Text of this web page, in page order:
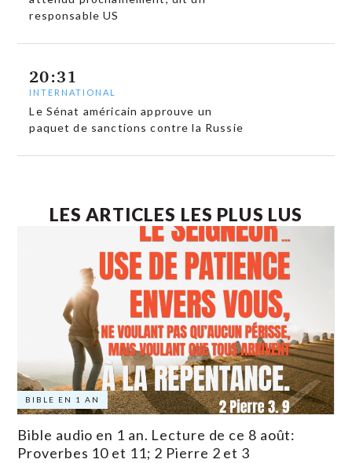
responsable US
20:31
INTERNATIONAL
Le Sénat américain approuve un
paquet de sanctions contre la Russie
LES ARTICLES LES PLUS LUS
BIBLE EN 1 AN
Bible audio en 1 an. Lecture de ce 8 août:
Proverbes 10 et 11; 2 Pierre 2 et 3